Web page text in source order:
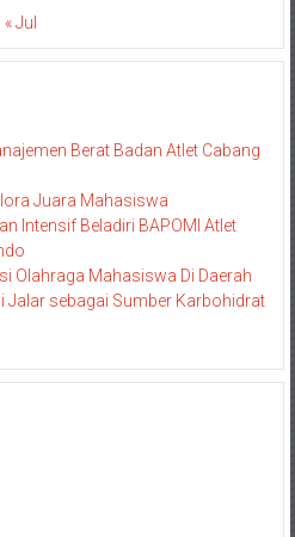
« Jul
Berat Badan Atlet Cabang
Juara Mahasiswa
Intensif Beladiri BAPOMI Atlet
Olahraga Mahasiswa Di Daerah
Jalar sebagai Sumber Karbohidrat